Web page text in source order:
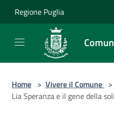
Regione Puglia
Home > Vivere il Comune >
Lia Speranza e il gene della